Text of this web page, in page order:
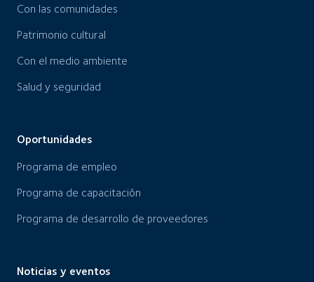
Con las comunidades
Patrimonio cultural
Con el medio ambiente
Salud y seguridad
Oportunidades
Programa de empleo
Programa de capacitación
Programa de desarrollo de proveedores
Noticias y eventos